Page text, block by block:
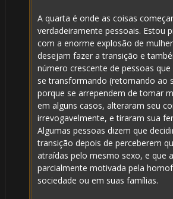
A quarta é onde as coisas
verdadeiramente pessoais. Estou
com a enorme explosão de
desejam fazer a transição e
número crescente de pessoas
se transformando (retornando ao
porque se arrependem de tomar
em alguns casos, alteraram seu
irrevogavelmente, e tiraram sua
Algumas pessoas dizem que
transição depois de perceberem
atraídas pelo mesmo sexo, e que
parcialmente motivada pela
sociedade ou em suas famílias.